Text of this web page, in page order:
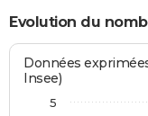
Evolution du
Données
Insee)
5